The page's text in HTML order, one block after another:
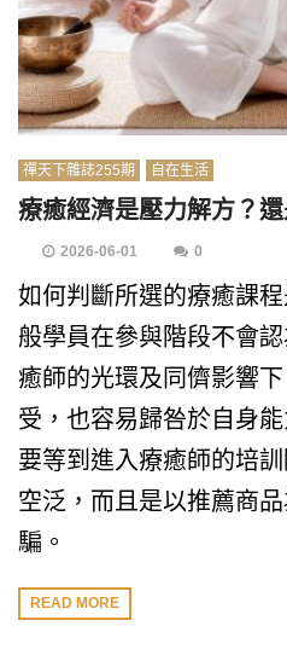
禪天下雜誌255期 自在生活
療癒經濟是壓力解方？
2026-06-01 0
如何判斷所選的療癒課
般學員在參與階段不會
癒師的光環及同儕影響
受，也容易歸咎於自身
要等到進入療癒師的培
空泛，而且是以推薦商
騙。
READ MORE